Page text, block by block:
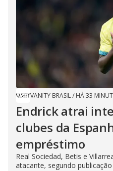
VANITY BRASIL/ HÁ 33
Endrick atrai
clubes da
empréstimo
Real Sociedad, Betis e
atacante, segundo